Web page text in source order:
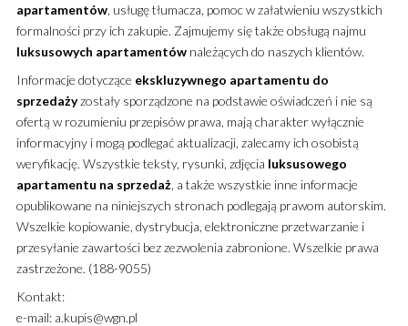
apartamentów, usługę tłumacza, pomoc w załatwieniu wszystkich
formalności przy ich zakupie. Zajmujemy się także obsługą najmu
luksusowych apartamentównależących do naszych klientów.
Informacje dotyczące ekskluzywnego apartamentu do
sprzedażyzostały sporządzone na podstawie oświadczeń i nie są
ofertą w rozumieniu przepisów prawa, mają charakter wyłącznie
informacyjny i mogą podlegać aktualizacji, zalecamy ich osobistą
weryfikację. Wszystkie teksty, rysunki, zdjęcia luksusowego
apartamentu na sprzedaż, a także wszystkie inne informacje
opublikowane na niniejszych stronach podlegają prawom autorskim.
Wszelkie kopiowanie, dystrybucja, elektroniczne przetwarzanie i
przesyłanie zawartości bez zezwolenia zabronione. Wszelkie prawa
zastrzeżone. (188-9055)
Kontakt:
e-mail: a.kupis@wgn.pl